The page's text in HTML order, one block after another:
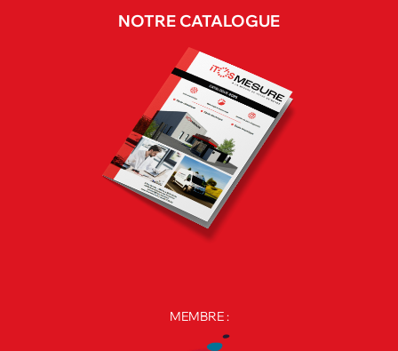
NOTRE CATALOGUE
MEMBRE :